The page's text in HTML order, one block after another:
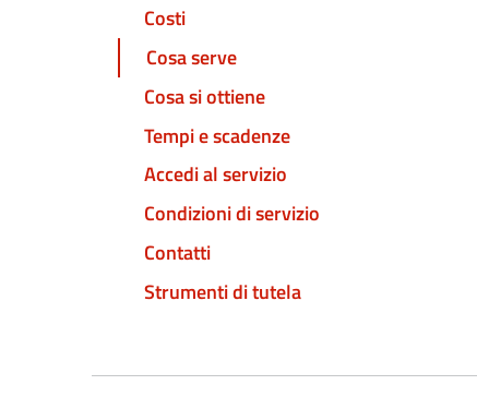
Costi
Cosa serve
Cosa si ottiene
Tempi e scadenze
Accedi al servizio
Condizioni di servizio
Contatti
Strumenti di tutela